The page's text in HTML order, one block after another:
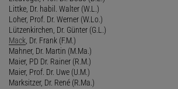
Littke, Dr. habil. Walter (W.L.)
Loher, Prof. Dr. Werner (W.Lo.)
Lützenkirchen, Dr. Günter (G.L.)
Mack , Dr. Frank (F.M.)
Mahner, Dr. Martin (M.Ma.)
Maier, PD Dr. Rainer (R.M.)
Maier, Prof. Dr. Uwe (U.M.)
Marksitzer, Dr. René (R.Ma.)